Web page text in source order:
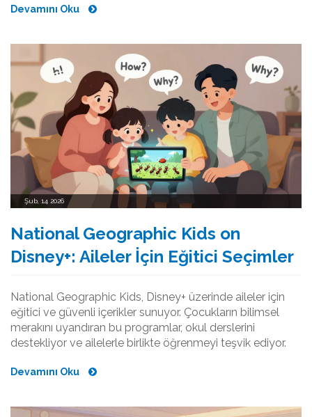
Devamını Oku
Şub, 14 2026
National Geographic Kids on
Disney+: Aileler İçin Eğitici Seçimler
National Geographic Kids, Disney+ üzerinde aileler için
eğitici ve güvenli içerikler sunuyor. Çocukların bilimsel
merakını uyandıran bu programlar, okul derslerini
destekliyor ve ailelerle birlikte öğrenmeyi teşvik ediyor.
Devamını Oku